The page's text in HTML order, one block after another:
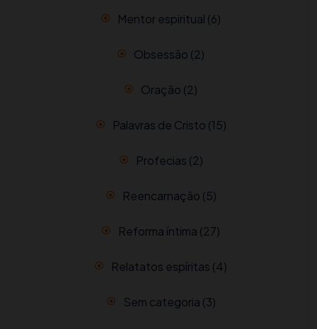
Mentor espiritual (6)
Obsessão (2)
Oração (2)
Palavras de Cristo (15)
Profecias (2)
Reencarnação (5)
Reforma íntima (27)
Relatatos espíritas (4)
Sem categoria (3)